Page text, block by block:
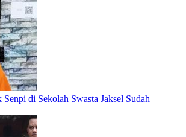
di Sekolah Swasta Jaksel Sudah